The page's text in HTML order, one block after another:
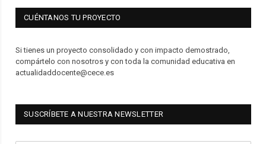
CUÉNTANOS TU PROYECTO
Si tienes un proyecto consolidado y con impacto demostrado,
compártelo con nosotros y con toda la comunidad educativa en
actualidaddocente@cece.es
SUSCRÍBETE A NUESTRA NEWSLETTER